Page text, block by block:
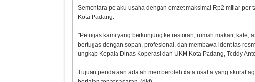
Sementara pelaku usaha dengan omzet maksimal Rp2 miliar per
Kota Padang.
"Petugas kami yang berkunjung ke restoran, rumah makan, kafe,
bertugas dengan sopan, profesional, dan membawa identitas
ungkap Kepala Dinas Koperasi dan UKM Kota Padang, Teddy
Tujuan pendataan adalah memperoleh data usaha yang akurat